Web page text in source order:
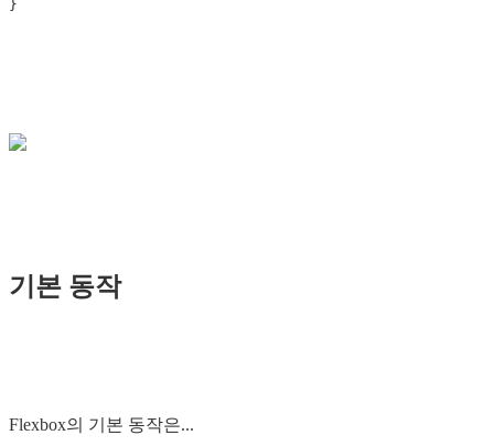
}
기본 동작
Flexbox의 기본 동작은...